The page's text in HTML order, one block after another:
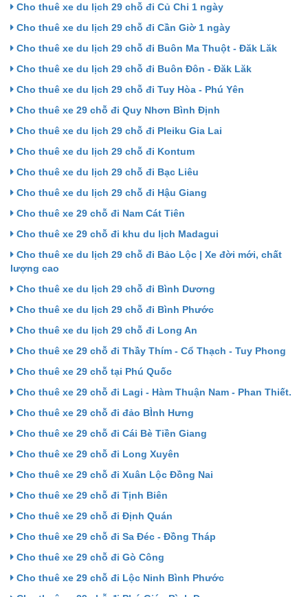
Cho thuê xe du lịch 29 chỗ đi Củ Chi 1 ngày
Cho thuê xe du lịch 29 chỗ đi Cần Giờ 1 ngày
Cho thuê xe du lịch 29 chỗ đi Buôn Ma Thuột - Đăk Lăk
Cho thuê xe du lịch 29 chỗ đi Buôn Đôn - Đăk Lăk
Cho thuê xe du lịch 29 chỗ đi Tuy Hòa - Phú Yên
Cho thuê xe 29 chỗ đi Quy Nhơn Bình Định
Cho thuê xe du lịch 29 chỗ đi Pleiku Gia Lai
Cho thuê xe du lịch 29 chỗ đi Kontum
Cho thuê xe du lịch 29 chỗ đi Bạc Liêu
Cho thuê xe du lịch 29 chỗ đi Hậu Giang
Cho thuê xe 29 chỗ đi Nam Cát Tiên
Cho thuê xe 29 chỗ đi khu du lịch Madagui
Cho thuê xe du lịch 29 chỗ đi Bảo Lộc | Xe đời mới, chất
lượng cao
Cho thuê xe du lịch 29 chỗ đi Bình Dương
Cho thuê xe du lịch 29 chỗ đi Bình Phước
Cho thuê xe du lịch 29 chỗ đi Long An
Cho thuê xe 29 chỗ đi Thầy Thím - Cổ Thạch - Tuy Phong
Cho thuê xe 29 chỗ tại Phú Quốc
Cho thuê xe 29 chỗ đi Lagi - Hàm Thuận Nam - Phan Thiết.
Cho thuê xe 29 chỗ đi đảo BÌnh Hưng
Cho thuê xe 29 chỗ đi Cái Bè Tiền Giang
Cho thuê xe 29 chỗ đi Long Xuyên
Cho thuê xe 29 chỗ đi Xuân Lộc Đồng Nai
Cho thuê xe 29 chỗ đi Tịnh Biên
Cho thuê xe 29 chỗ đi Định Quán
Cho thuê xe 29 chỗ đi Sa Đéc - Đồng Tháp
Cho thuê xe 29 chỗ đi Gò Công
Cho thuê xe 29 chỗ đi Lộc Ninh Bình Phước